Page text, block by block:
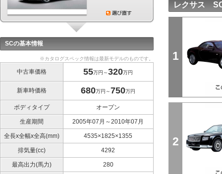
SCの基本情報
※カタログスペック情報は最新モデルのものです。
中古車価格 55万円～320万円
新車時価格 680万円～ 750万円
ボディタイプ オープン
生産期間 2005年07月～2010年07月
全長x全幅x全高(mm) 4535×1825×1355
排気量(cc) 4292
最高出力(馬力) 280
レクサス
1
2